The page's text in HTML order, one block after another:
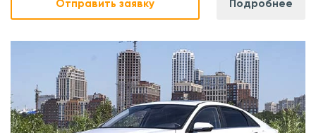
Отправить заявку Подробнее